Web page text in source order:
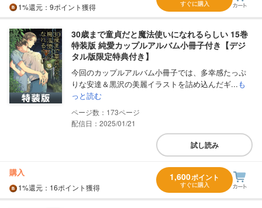
1%還元 ：9ポイント獲得 すぐに購入
30歳まで童貞だと魔法使いになれるらしい 15巻
特装版 純愛カップルアルバム小冊子付き【デジ
タル版限定特典付き】
今回のカップルアルバム小冊子では、多幸感たっぷ
りな安達＆黒沢の美麗イラストを詰め込んだギ...も
っと読む
173
配信日：2025/01/21
試し読み
購入
1%還元 ：16ポイント獲得
1,600ポイント
すぐに購入